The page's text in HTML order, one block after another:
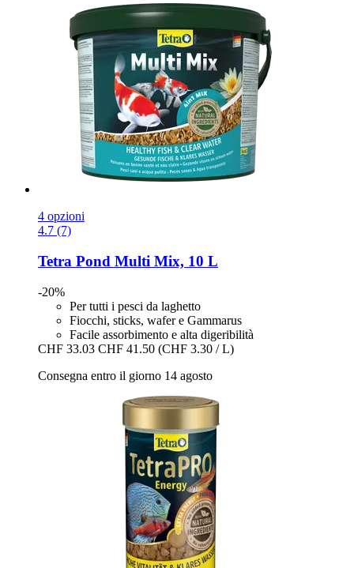
4 opzioni
4.7 (7)
Tetra Pond Multi Mix, 10 L
-20%
Per tutti i pesci da laghetto
Fiocchi, sticks, wafer e Gammarus
Facile assorbimento e alta digeribilità
CHF 33.03 CHF 41.50 (CHF 3.30 / L)
Consegna entro il giorno 14 agosto